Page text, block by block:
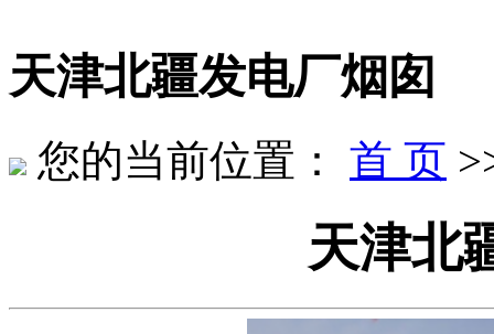
天津北疆发电厂烟囱
您的当前位置： 首 页
天津北